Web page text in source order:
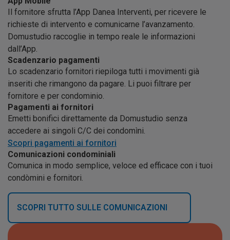
Il fornitore sfrutta l’App Danea Interventi, per ricevere le
richieste di intervento e comunicarne l’avanzamento.
Domustudio raccoglie in tempo reale le informazioni
dall’App.
Scadenzario pagamenti
Lo scadenzario fornitori riepiloga tutti i movimenti già
inseriti che rimangono da pagare. Li puoi filtrare per
fornitore e per condominio.
Pagamenti ai fornitori
Emetti bonifici direttamente da Domustudio senza
accedere ai singoli C/C dei condomìni.
Scopri pagamenti ai fornitori
Comunicazioni condominiali
Comunica in modo semplice, veloce ed efficace con i tuoi
condòmini e fornitori.
SCOPRI TUTTO SULLE COMUNICAZIONI